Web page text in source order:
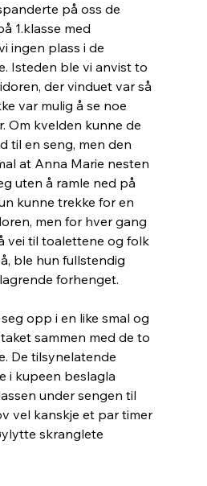
på oss de
1.klasse med
ingen plass i de
Isteden ble vi anvist to
der vinduet var så
var mulig å se noe
Om kvelden kunne de
til en seng, men den
at Anna Marie nesten
uten å ramle ned på
kunne trekke for en
men for hver gang
vei til toalettene og folk
ble hun fullstendig
forhenget.
opp i en like smal og
sammen med de to
De tilsynelatende
i kupeen beslagla
under sengen til
vel kanskje et par timer
skranglete